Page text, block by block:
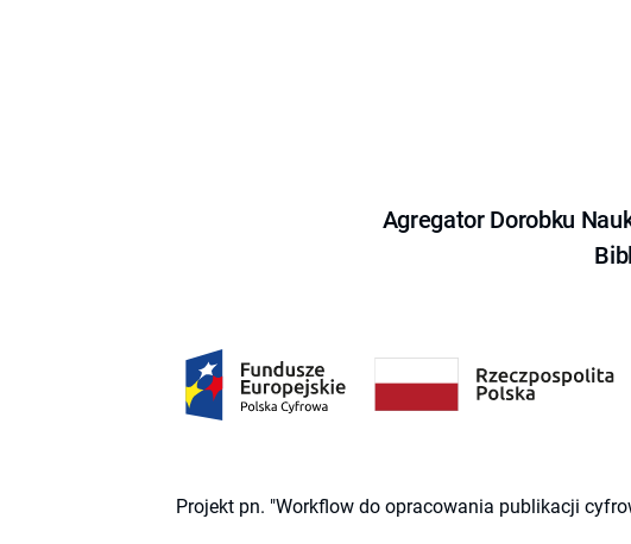
Agregator Dorobku
Projekt pn. "Workflow do opracowania publikacji